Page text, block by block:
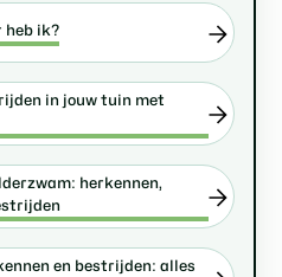
heb ik?
in jouw tuin met
herkennen,
en bestrijden: alles